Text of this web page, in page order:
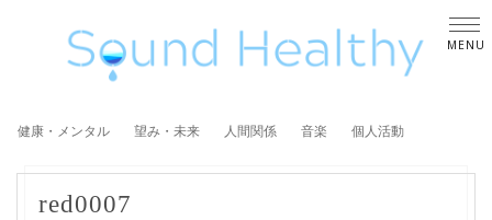
健康・メンタル 望み・未来 人間関係 音楽 個人活動
red0007